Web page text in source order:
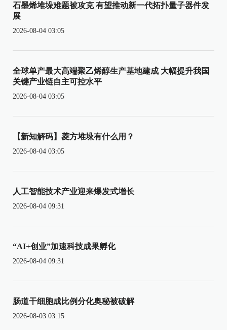
石墨烯堆垛难题被攻克 有望推动新一代拓扑量子器件发
展
2026-08-04 03:05
全球单产最大高端聚乙烯醇生产基地建成 大幅提升我国
关键产业链自主可控水平
2026-08-04 03:05
【新知解码】菱方堆垛有什么用？
2026-08-04 03:05
人工智能技术产业迎来爆发式增长
2026-08-04 09:31
“AI+创业”加速科技成果孵化
2026-08-04 09:31
肠道干细胞成比例分化奥秘被破解
2026-08-03 03:15